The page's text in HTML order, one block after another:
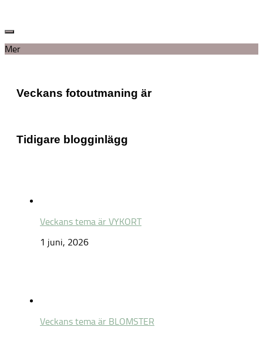
Mer
Veckans fotoutmaning är
Tidigare blogginlägg
Veckans tema är VYKORT
1 juni, 2026
Veckans tema är BLOMSTER